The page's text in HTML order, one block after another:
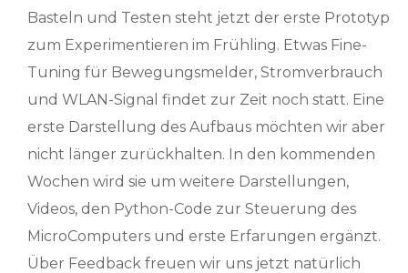
Basteln und Testen steht jetzt der erste Prototyp
zum Experimentieren im Frühling. Etwas Fine-
Tuning für Bewegungsmelder, Stromverbrauch
und WLAN-Signal findet zur Zeit noch statt. Eine
erste Darstellung des Aufbaus möchten wir aber
nicht länger zurückhalten. In den kommenden
Wochen wird sie um weitere Darstellungen,
Videos, den Python-Code zur Steuerung des
MicroComputers und erste Erfarungen ergänzt.
Über Feedback freuen wir uns jetzt natürlich